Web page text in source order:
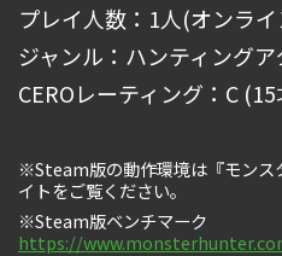
プレイ人数：1人(オンラ
ジャンル：ハンティング
CEROレーティング：C
※Steam版の動作環境は『モンス
イトをご覧ください。
※Steam版ベンチマーク
https://